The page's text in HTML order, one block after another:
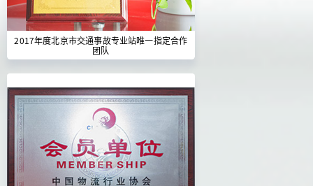
2017年度北京市交通事故专业站唯一指定合作
团队